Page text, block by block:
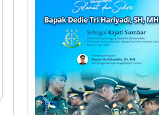
KETUA DPRD KOTA PADANG